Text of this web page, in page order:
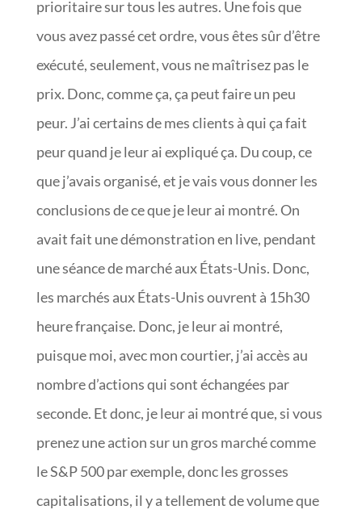
prioritaire sur tous les autres. Une fois que
vous avez passé cet ordre, vous êtes sûr d’être
exécuté, seulement, vous ne maîtrisez pas le
prix. Donc, comme ça, ça peut faire un peu
peur. J’ai certains de mes clients à qui ça fait
peur quand je leur ai expliqué ça. Du coup, ce
que j’avais organisé, et je vais vous donner les
conclusions de ce que je leur ai montré. On
avait fait une démonstration en live, pendant
une séance de marché aux États-Unis. Donc,
les marchés aux États-Unis ouvrent à 15h30
heure française. Donc, je leur ai montré,
puisque moi, avec mon courtier, j’ai accès au
nombre d’actions qui sont échangées par
seconde. Et donc, je leur ai montré que, si vous
prenez une action sur un gros marché comme
le S&P 500 par exemple, donc les grosses
capitalisations, il y a tellement de volume que